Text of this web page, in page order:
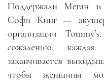
Поддержали Меган
Софи Кинг —
организации
сожалению, каждая
заканчивается
чтобы женщины